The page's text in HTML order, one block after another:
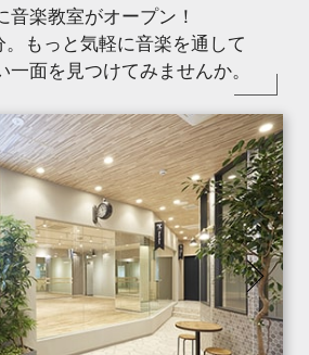
音楽教室がオープン！
。もっと気軽に音楽を通して
一面を見つけてみませんか。